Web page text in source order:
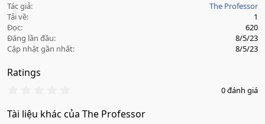
Tác giả
The Professor
Tải về
1
Đọc
620
Đăng lần đầu
8/5/23
Cập nhật gần nhất
8/5/23
Ratings
0
0
0 đánh giá
Tài liệu khác của The Professor